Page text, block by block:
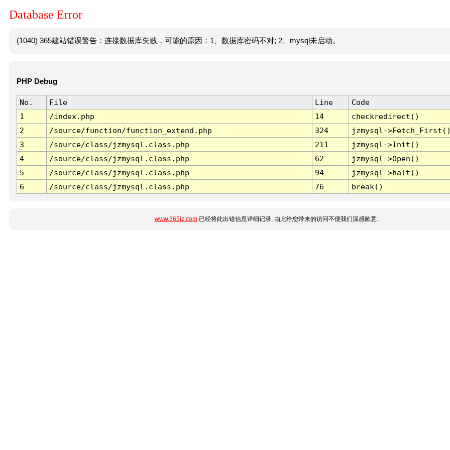
Database Error
(1040) 365建站错误警告：连接数据库失败，可能的原因：1、数据库密码不对; 2、mysql未启动。
PHP Debug
No. File Line
Code
1
/index.php 14
checkredirect()
2
/source/function/function_extend.php 324
jzmysql-
3
/source/class/jzmysql.class.php 211
jzmysql->Init()
4
/source/class/jzmysql.class.php 62
jzmysql->Open()
5
/source/class/jzmysql.class.php 94
jzmysql->halt()
6
/source/class/jzmysql.class.php 76 break()
www.365jz.com已经将此出错信息详细记录, 由此给您带来的访问不便我们深感歉意.